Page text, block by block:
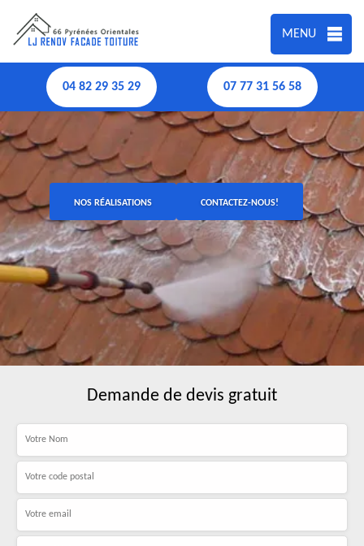
MENU
04 82 29 35 29 07 77 31 56 58
NOS RÉALISATIONS CONTACTEZ-NOUS!
Demande de devis gratuit